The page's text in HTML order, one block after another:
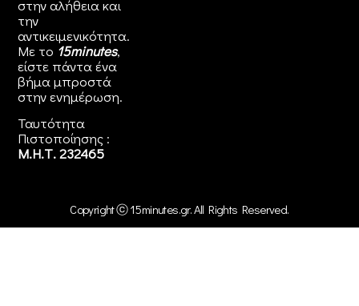
στην αλήθεια και
την
αντικειμενικότητα.
Με το 15minutes,
είστε πάντα ένα
βήμα μπροστά
στηνενημέρωση.
Ταυτότητα
Πιστοποίησης :
Μ.Η.Τ. 232465
Copyright ⓒ 15minutes.gr. All Rights Reserved.